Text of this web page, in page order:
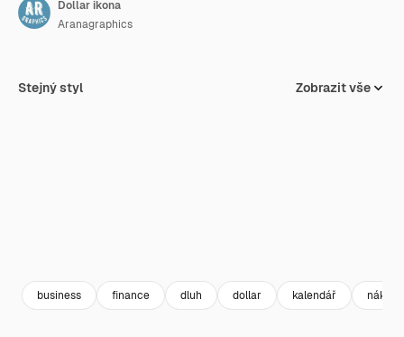
Dollar ikona
Aranagraphics
Stejný styl Zobrazit vše
business finance dluh dollar kalendář